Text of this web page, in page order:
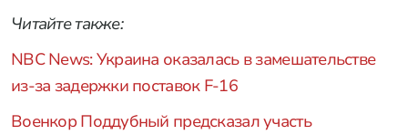
Читайте также:
NBC News: Украина оказалась в замешательстве
из-за задержки поставок F-16
Военкор Поддубный предсказал участь